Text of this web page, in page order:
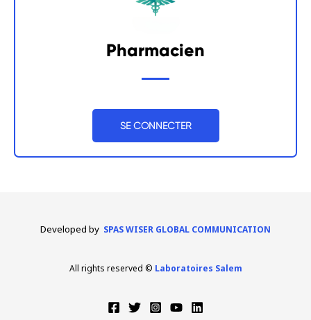
Pharmacien
SE CONNECTER
Developed by SPAS WISER GLOBAL COMMUNICATION
All rights reserved © Laboratoires Salem